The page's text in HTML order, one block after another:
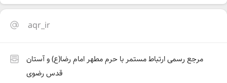
aqr_ir
مرجع رسمی ارتباط مستمر با حرم مطهر امام رضا(ع) و آستان
قدس رضوی‌